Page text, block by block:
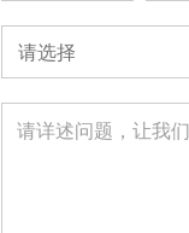
请选择